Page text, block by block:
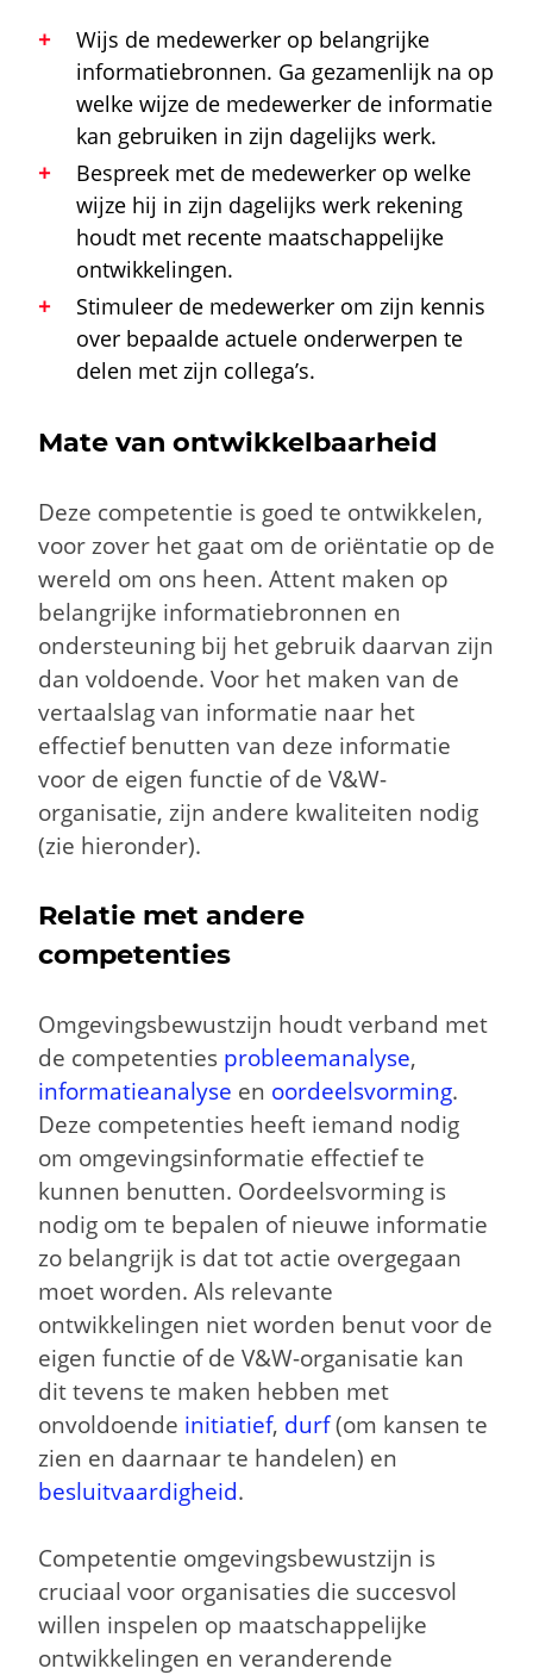
Wijs de medewerker op belangrijke
informatiebronnen. Ga gezamenlijk na op
welke wijze de medewerker de informatie
kan gebruiken in zijn dagelijks werk.
Bespreek met de medewerker op welke
wijze hij in zijn dagelijks werk rekening
houdt met recente maatschappelijke
ontwikkelingen.
Stimuleer de medewerker om zijn kennis
over bepaalde actuele onderwerpen te
delen met zijn collega’s.
Mate van ontwikkelbaarheid
Deze competentie is goed te ontwikkelen,
voor zover het gaat om de oriëntatie op de
wereld om ons heen. Attent maken op
belangrijke informatiebronnen en
ondersteuning bij het gebruik daarvan zijn
dan voldoende. Voor het maken van de
vertaalslag van informatie naar het
effectief benutten van deze informatie
voor de eigen functie of de V&W-
organisatie, zijn andere kwaliteiten nodig
(zie hieronder).
Relatie met andere
competenties
Omgevingsbewustzijn houdt verband met
de competenties probleemanalyse,
informatieanalyse en oordeelsvorming.
Deze competenties heeft iemand nodig
om omgevingsinformatie effectief te
kunnen benutten. Oordeelsvorming is
nodig om te bepalen of nieuwe informatie
zo belangrijk is dat tot actie overgegaan
moet worden. Als relevante
ontwikkelingen niet worden benut voor de
eigen functie of de V&W-organisatie kan
dit tevens te maken hebben met
onvoldoende initiatief, durf(om kansen te
zien en daarnaar te handelen) en
besluitvaardigheid.
Competentie omgevingsbewustzijn is
cruciaal voor organisaties die succesvol
willen inspelen op maatschappelijke
ontwikkelingen en veranderende